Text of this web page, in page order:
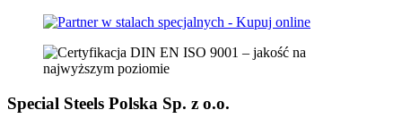
Special Steels Polska Sp. z o.o.